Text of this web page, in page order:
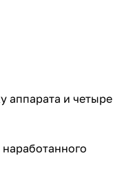
аппарата и четыре